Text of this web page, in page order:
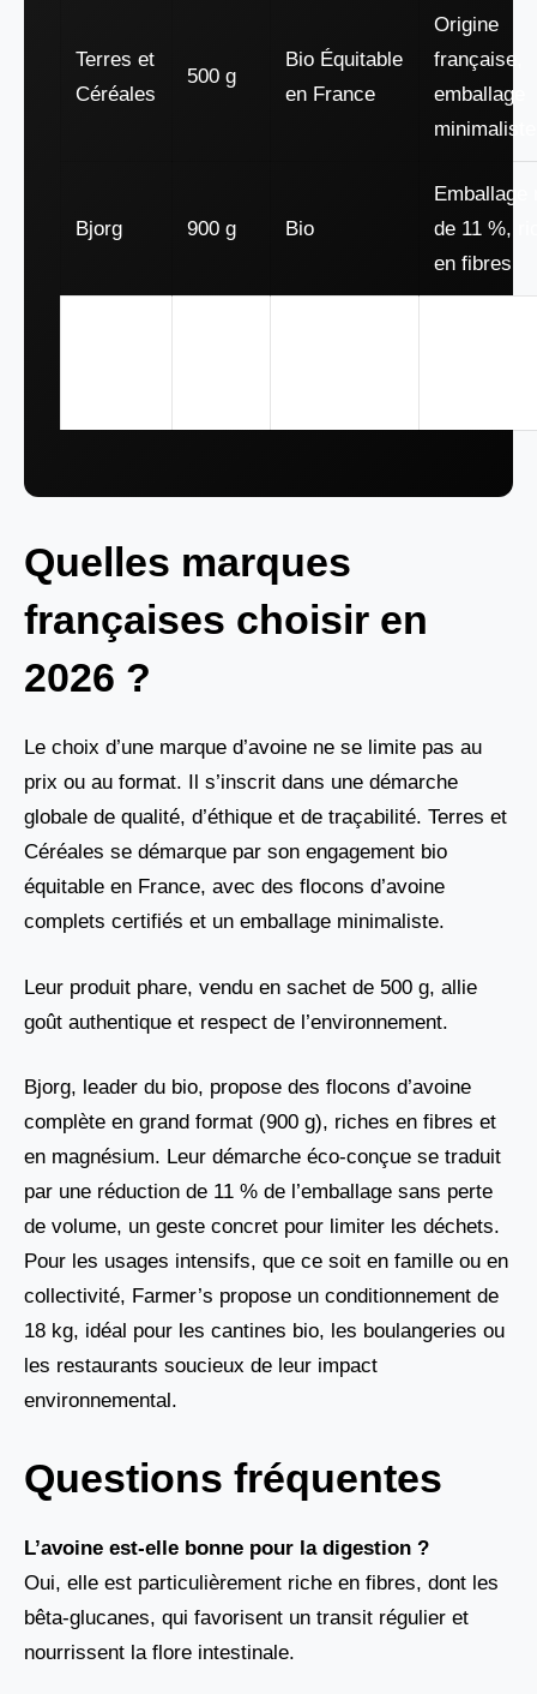
Terres et
Céréales
500 g
Bio Équitable
en France
Origine
française,
emballage
minimaliste
Bjorg 900 g Bio
Emballage
de 11 %,
en fibres
Quelles marques
françaises choisir en
2026 ?
Le choix d’une marque d’avoine ne se limite pas au
prix ou au format. Il s’inscrit dans une démarche
globale de qualité, d’éthique et de traçabilité. Terres et
Céréales se démarque par son engagement bio
équitable en France, avec des flocons d’avoine
complets certifiés et un emballage minimaliste.
Leur produit phare, vendu en sachet de 500 g, allie
goût authentique et respect de l’environnement.
Bjorg, leader du bio, propose des flocons d’avoine
complète en grand format (900 g), riches en fibres et
en magnésium. Leur démarche éco-conçue se traduit
par une réduction de 11 % de l’emballage sans perte
de volume, un geste concret pour limiter les déchets.
Pour les usages intensifs, que ce soit en famille ou en
collectivité, Farmer’s propose un conditionnement de
18 kg, idéal pour les cantines bio, les boulangeries ou
les restaurants soucieux de leur impact
environnemental.
Questions fréquentes
L’avoine est-elle bonne pour la digestion ?
Oui, elle est particulièrement riche en fibres, dont les
bêta-glucanes, qui favorisent un transit régulier et
nourrissent la flore intestinale.